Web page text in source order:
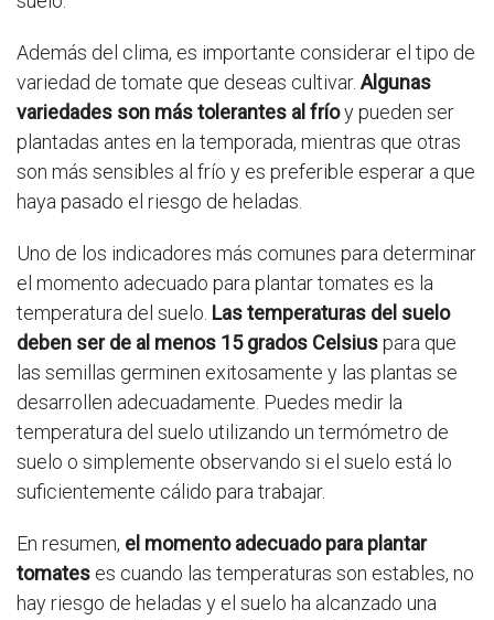
Además del clima, es importante considerar el tipo de
variedad de tomate que deseas cultivar. Algunas
variedades son más tolerantes al fríoy pueden ser
plantadas antes en la temporada, mientras que otras
son más sensibles al frío y es preferible esperar a que
haya pasado el riesgo de heladas.
Uno de los indicadores más comunes para determinar
el momento adecuado para plantar tomates es la
temperatura del suelo. Las temperaturas del suelo
deben ser de al menos 15 grados Celsiuspara que
las semillas germinen exitosamente y las plantas se
desarrollen adecuadamente. Puedes medir la
temperatura del suelo utilizando un termómetro de
suelo o simplemente observando si el suelo está lo
suficientemente cálido para trabajar.
En resumen, el momento adecuado para plantar
tomates es cuando las temperaturas son estables, no
hay riesgo de heladas y el suelo ha alcanzado una